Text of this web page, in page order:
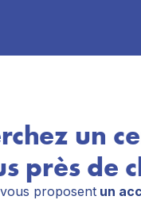
un
près de
proposentun